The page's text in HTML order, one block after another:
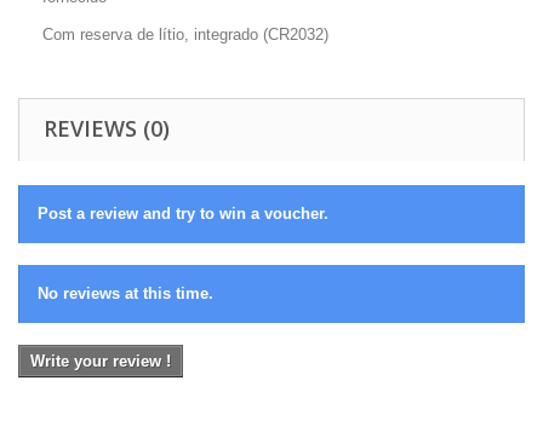
Com reserva de lítio, integrado (CR2032)
REVIEWS (0)
Post a review and try to win a voucher.
No reviews at this time.
Write your review !